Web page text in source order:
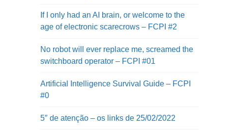
If I only had an AI brain, or welcome to the
age of electronic scarecrows – FCPI #2
No robot will ever replace me, screamed the
switchboard operator – FCPI #01
Artificial Intelligence Survival Guide – FCPI
#0
5″ de atenção – os links de 25/02/2022